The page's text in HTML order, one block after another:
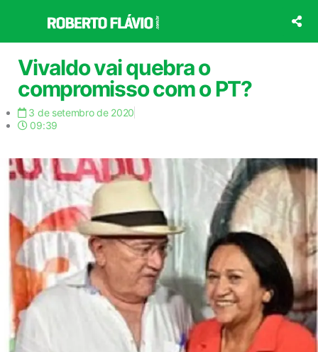
o
conteúdo
Vivaldo vai quebra o
compromisso com o PT?
3 de setembro de 2020
09:39